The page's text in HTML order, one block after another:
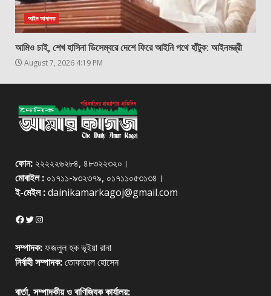
আইন আদালত
আমিও চাই, শেখ হাসিনা ডিসেম্বরে দেশে ফিরে আইনি পথে হাঁটুক: আইনমন্ত্রী
August 7, 2026 4:19 PM
ফোন: ২২২২২৬২৮৪, ৪৮৩২২৩২০।
মোবাইল : ০১৭১১-৯৩২৩৭৯, ০১৭১১০৫৩১৩৪।
ই-মেইল :dainikamarkagoj@gmail.com
Facebook
Twitter
Instagram
সম্পাদক:ফজলুল হক ভূইয়া রানা
নির্বাহী সম্পাদক:তোফায়েল হোসেন
বার্তা, সম্পাদকীয় ও বাণিজ্যিক কার্যালয়: